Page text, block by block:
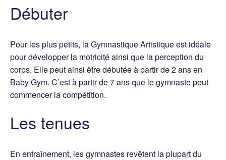
Débuter
Pour les plus petits, la Gymnastique Artistique est idéale
pour développer la motricité ainsi que la perception du
corps. Elle peut ainsi être débutée à partir de 2 ans en
Baby Gym. C’est à partir de 7 ans que le gymnaste peut
commencer la compétition.
Les tenues
En entraînement, les gymnastes revêtent la plupart du